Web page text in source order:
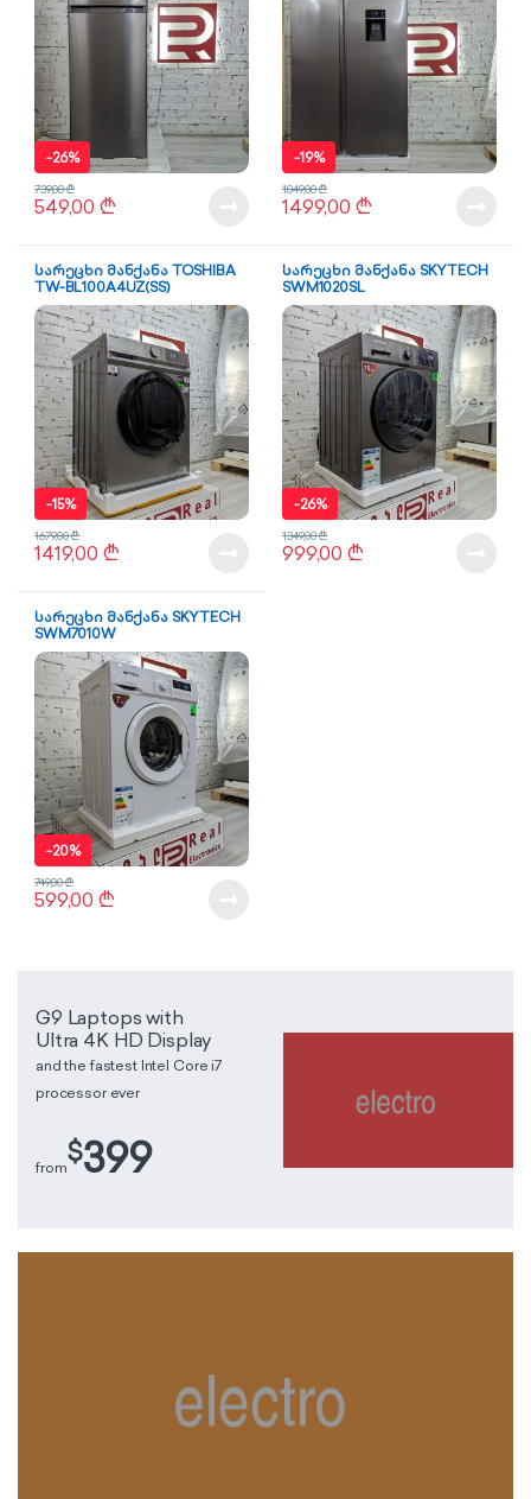
-26%
549,00₾
739,00₾
-19%
1499,00 ₾
1849,00₾
სარეცხი მანქანა TOSHIBA
TW-BL100A4UZ(SS)
-15%
1419,00 ₾
1679,00₾
სარეცხი მანქანა SKYTECH
SWM1020SL
-26%
999,00₾
1349,00₾
სარეცხი მანქანა SKYTECH
SWM7010W
-20%
599,00₾
749,00₾
G9 Laptops with
Ultra 4K HD Display
and the fastest Intel Core i7
processor ever
from$399